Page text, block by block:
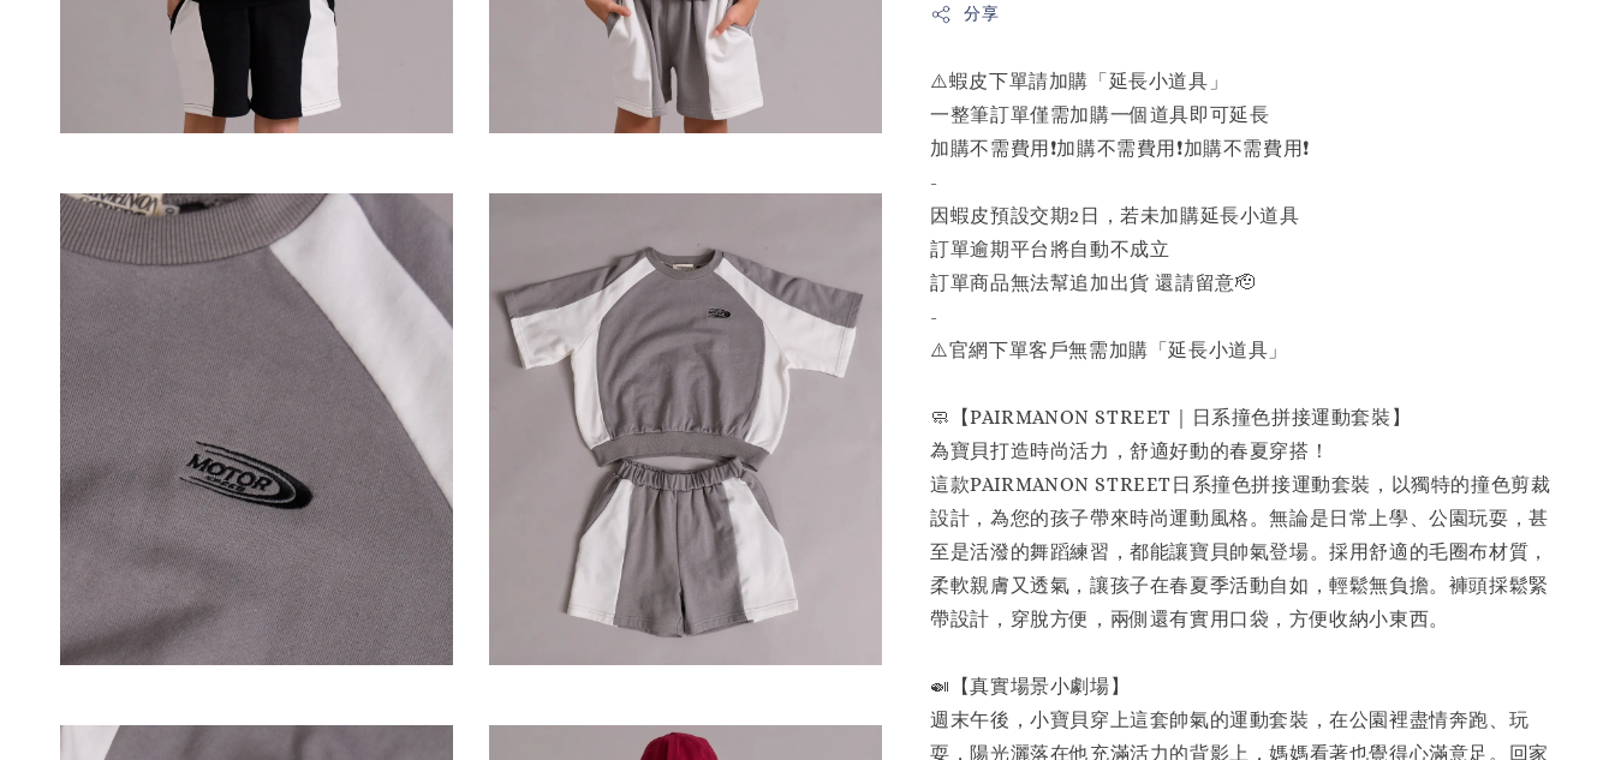
分享
⚠️蝦皮下單請加購「延長小道具」
一整筆訂單僅需加購一個道具即可延長
加購不需費用❗️加購不需費用❗️加購不需費用❗️
-
因蝦皮預設交期2日，若未加購延長小道具
訂單逾期平台將自動不成立
訂單商品無法幫追加出貨 還請留意🫡
-
⚠️官網下單客戶無需加購「延長小道具」
🧼【PAIRMANON STREET｜日系撞色拼接運動套裝】
為寶貝打造時尚活力，舒適好動的春夏穿搭！
這款PAIRMANON STREET日系撞色拼接運動套裝，以獨特的撞色剪裁
設計，為您的孩子帶來時尚運動風格。無論是日常上學、公園玩耍，甚
至是活潑的舞蹈練習，都能讓寶貝帥氣登場。採用舒適的毛圈布材質，
柔軟親膚又透氣，讓孩子在春夏季活動自如，輕鬆無負擔。褲頭採鬆緊
帶設計，穿脫方便，兩側還有實用口袋，方便收納小東西。
🍛【真實場景小劇場】
週末午後，小寶貝穿上這套帥氣的運動套裝，在公園裡盡情奔跑、玩
耍，陽光灑落在他充滿活力的背影上，媽媽看著也覺得心滿意足。回家